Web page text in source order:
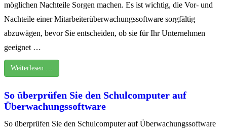
möglichen Nachteile Sorgen machen. Es ist wichtig, die Vor- und
Nachteile einer Mitarbeiterüberwachungssoftware sorgfältig
abzuwägen, bevor Sie entscheiden, ob sie für Ihr Unternehmen
geeignet …
Weiterlesen …
So überprüfen Sie den Schulcomputer auf
Überwachungssoftware
So überprüfen Sie den Schulcomputer auf Überwachungssoftware